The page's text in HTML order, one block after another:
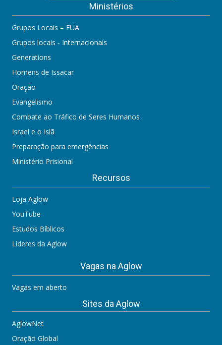
Ministérios
Grupos Locais – EUA
Grupos locais - Internacionais
Generations
Homens de Issacar
Oração
Evangelismo
Combate ao Tráfico de Seres Humanos
Israel e o Islã
Preparação para emergências
Ministério Prisional
Recursos
Loja Aglow
YouTube
Estudos Bíblicos
Líderes da Aglow
Vagas na Aglow
Vagas em aberto
Sites da Aglow
AglowNet
Oração Global